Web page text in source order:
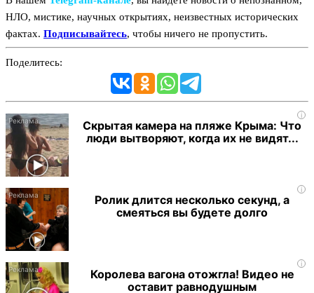
НЛО, мистике, научных открытиях, неизвестных исторических
фактах. Подписывайтесь, чтобы ничего не пропустить.
Поделитесь:
i
Скрытая камера на пляже Крыма: Что
люди вытворяют, когда их не видят...
i
Ролик длится несколько секунд, а
смеяться вы будете долго
i
Королева вагона отожгла! Видео не
оставит равнодушным